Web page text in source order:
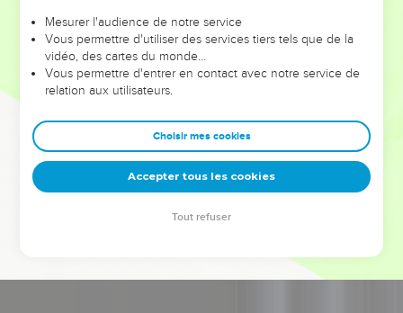
leur foi ou leur vision. Mais on voit moins les doutes, les erreurs
et les saisons difficiles qu'ils ont traversés, alors même que ce
sont elles qui les ont façonnés.
Dans cette conférence, leaders, entrepreneurs, et responsables
clés pour avancer avec plus de sagesse afin que leurs erreurs
deviennent vos tremplins. Que vous guidiez un ministère, une
équipe, un groupe ou une famille, leur expérience est faite
pour vous.
Mesurer l'audience de notre service
Vous permettre d'utiliser des services tiers tels que de la
vidéo, des cartes du monde…
Vous permettre d'entrer en contact avec notre service de
relation aux utilisateurs.
Choisir mes cookies
Accepter tous les cookies
Tout refuser